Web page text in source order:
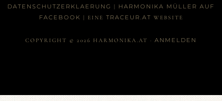
DATENSCHUTZERKLAERUNG
HARMONIKA MÜLLER AUF
FACEBOOK
| EINE TRACEUR.AT WEBSITE
COPYRIGHT © 2026 HARMONIKA.AT · ANMELDEN